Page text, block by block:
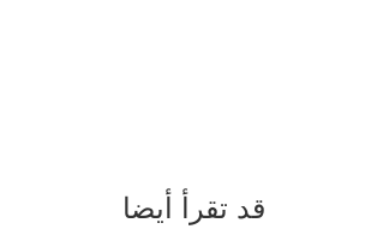
قد تقرأ أيضا